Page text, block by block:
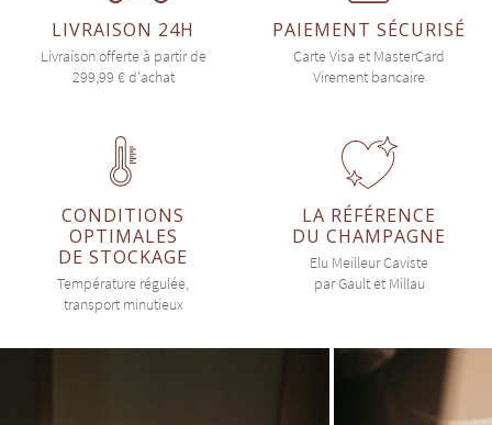
LIVRAISON 24H
Livraison offerte à partir de
299,99 € d'achat
PAIEMENT SÉCURISÉ
Carte Visa et MasterCard
Virement bancaire
CONDITIONS
OPTIMALES
DE STOCKAGE
Température régulée,
transport minutieux
LA RÉFÉRENCE
DU CHAMPAGNE
Elu Meilleur Caviste
par Gault et Millau